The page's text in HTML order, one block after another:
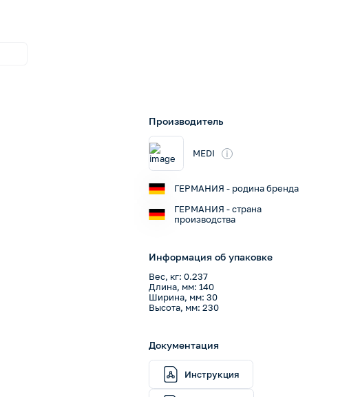
Производитель
MEDI i
ГЕРМАНИЯ - родина бренда
ГЕРМАНИЯ - страна
производства
Информация об упаковке
Вес, кг: 0.237
Длина, мм: 140
Ширина, мм: 30
Высота, мм: 230
Документация
Инструкция